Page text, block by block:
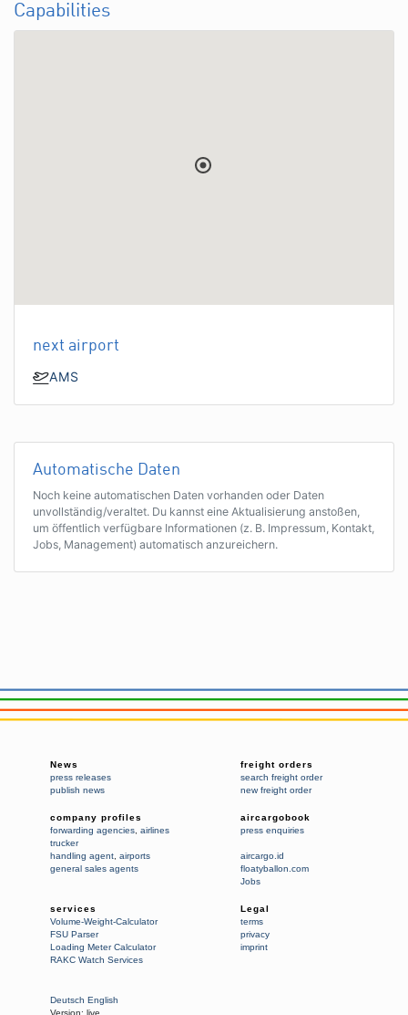
Capabilities
next airport
AMS
Automatische Daten
Noch keine automatischen Daten vorhanden oder Daten
unvollständig/veraltet. Du kannst eine Aktualisierung anstoßen,
um öffentlich verfügbare Informationen (z. B. Impressum, Kontakt,
Jobs, Management) automatisch anzureichern.
News
press releases
publish news
freight orders
search freight order
new freight order
company profiles
forwarding agencies airlines
trucker
handling agent airports
general sales agents
aircargobook
press enquiries
aircargo.id
floatyballon.com
Jobs
services
Volume-Weight-Calculator
FSU Parser
Loading Meter Calculator
RAKC Watch Services
Legal
terms
privacy
imprint
Deutsch English
Version: live